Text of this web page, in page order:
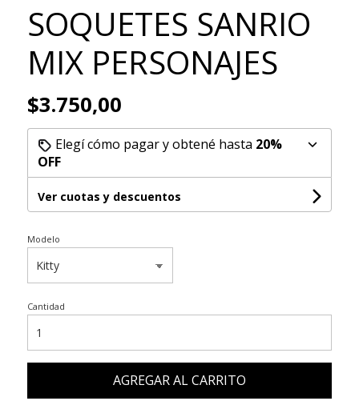
SOQUETES SANRIO
MIX PERSONAJES
$3.750,00
Elegí cómo pagar y obtené hasta 20%
OFF
Ver cuotas y descuentos
Modelo
Cantidad
AGREGAR AL CARRITO